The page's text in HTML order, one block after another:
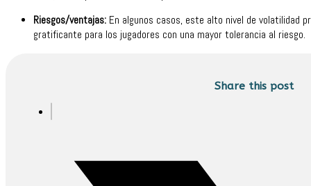
Riesgos/ventajas: En algunos casos, este alto nivel de volatilidad
gratificante para los jugadores con una mayor tolerancia al riesgo.
Share this post